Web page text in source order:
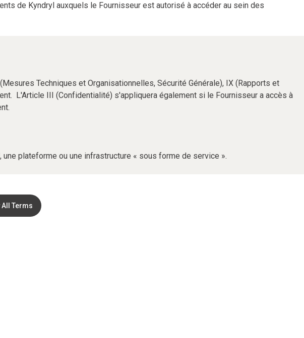
de Kyndryl auxquels le Fournisseur est autorisé à accéder au sein des
Techniques et Organisationnelles, Sécurité Générale), IX (Rapports et
L'Article III (Confidentialité) s'appliquera également si le Fournisseur a accès à
plateforme ou une infrastructure « sous forme de service ».
All Terms